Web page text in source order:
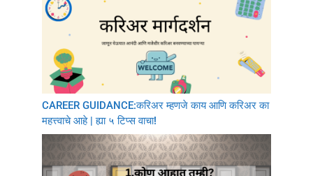
CAREER GUIDANCE:करिअर म्हणजे काय आणि करिअर का
महत्त्वाचे आहे | ह्या ५ टिप्स वाचा!